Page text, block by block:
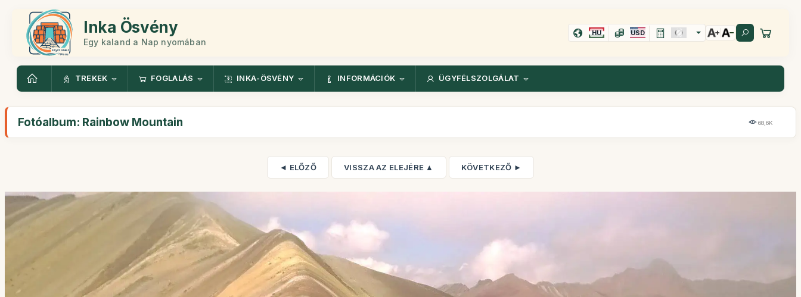
Inka Ösvény
Egy kaland a Nap nyomában
HU USD
TREKEK FOGLALÁS INKA-ÖSVÉNY INFORMÁCIÓK ÜGYFÉLSZOLGÁLAT
Fotóalbum: Rainbow Mountain 68,6K
◄ ELŐZŐ VISSZA AZ ELEJÉRE ▲ KÖVETKEZŐ ►